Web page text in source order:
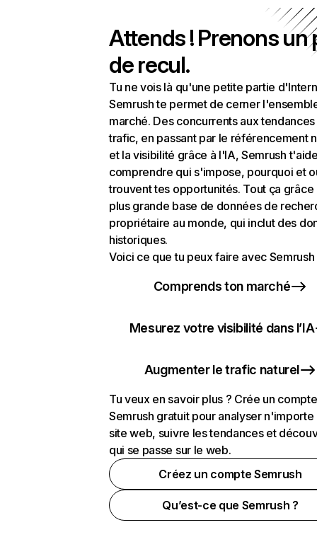
Attends ! Prenons un
de recul.
Tu ne vois là qu'une petite partie
Semrush te permet de cerner
marché. Des concurrents aux
trafic, en passant par le référencement
et la visibilité grâce à l'IA, Semrush
comprendre qui s'impose, pourquoi et
trouvent tes opportunités. Tout ça grâce
plus grande base de données de
propriétaire au monde, qui inclut des
historiques.
Voici ce que tu peux faire avec Semrush
Comprends ton marché
Mesurez votre visibilité dans l’IA
Augmenter le trafic naturel
Tu veux en savoir plus ? Crée un compte
Semrush gratuit pour analyser n'importe
site web, suivre les tendances et
qui se passe sur le web.
Créez un compte Semrush
Qu’est-ce que Semrush ?